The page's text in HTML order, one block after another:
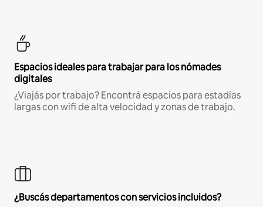
Espacios ideales para trabajar para los nómades
digitales
¿Viajás por trabajo? Encontrá espacios para estadías
largas con wifi de alta velocidad y zonas de trabajo.
¿Buscás departamentos con servicios incluidos?